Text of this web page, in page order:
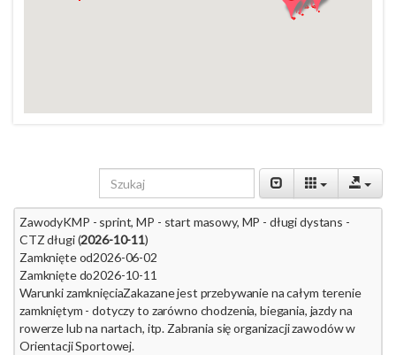
ZawodyKMP - sprint, MP - start masowy, MP - długi dystans -
CTZ długi (2026-10-11)
Zamknięte od2026-06-02
Zamknięte do2026-10-11
Warunki zamknięciaZakazane jest przebywanie na całym terenie
zamkniętym - dotyczy to zarówno chodzenia, biegania, jazdy na
rowerze lub na nartach, itp. Zabrania się organizacji zawodów w
Orientacji Sportowej.